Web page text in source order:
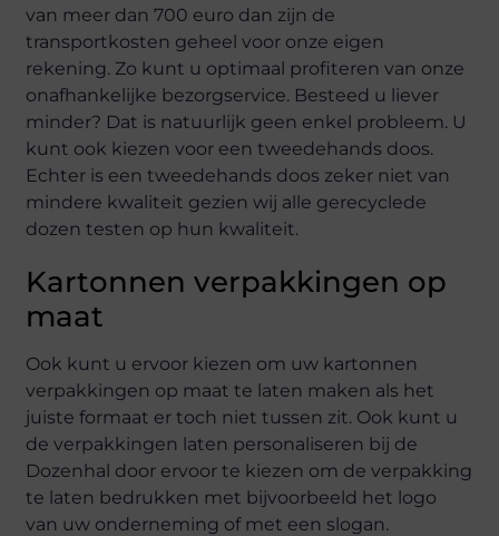
van meer dan 700 euro dan zijn de
transportkosten geheel voor onze eigen
rekening. Zo kunt u optimaal profiteren van onze
onafhankelijke bezorgservice. Besteed u liever
minder? Dat is natuurlijk geen enkel probleem. U
kunt ook kiezen voor een tweedehands doos.
Echter is een tweedehands doos zeker niet van
mindere kwaliteit gezien wij alle gerecyclede
dozen testen op hun kwaliteit.
Kartonnen verpakkingen op
maat
Ook kunt u ervoor kiezen om uw kartonnen
verpakkingen op maat te laten maken als het
juiste formaat er toch niet tussen zit. Ook kunt u
de verpakkingen laten personaliseren bij de
Dozenhal door ervoor te kiezen om de verpakking
te laten bedrukken met bijvoorbeeld het logo
van uw onderneming of met een slogan.